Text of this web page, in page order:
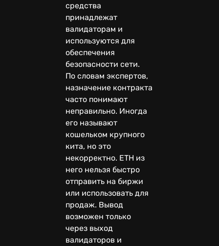
средства
принадлежат
валидаторам и
используются для
обеспечения
безопасности сети.
По словам экспертов,
назначение контракта
часто понимают
неправильно. Иногда
его называют
кошельком крупного
кита, но это
некорректно. ETH из
него нельзя быстро
отправить на биржи
или использовать для
продаж. Вывод
возможен только
через выход
валидаторов и